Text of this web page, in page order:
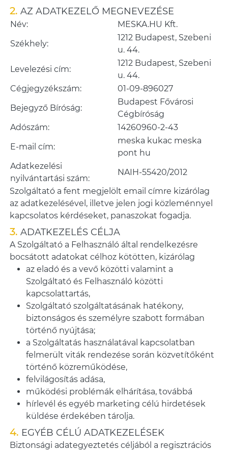
AZ ADATKEZELŐ MEGNEVEZÉSE
Név:
MESKA.HU Kft.
Székhely:
1212 Budapest, Szebeni
u. 44.
Levelezési cím:
1212 Budapest, Szebeni
u. 44.
Cégjegyzékszám:
01-09-896027
Bejegyző Bíróság:
Budapest Fővárosi
Cégbíróság
Adószám:
14260960-2-43
E-mail cím:
meska kukac meska
pont hu
Adatkezelési
nyilvántartási szám:
NAIH-55420/2012
Szolgáltató a fent megjelölt email címre kizárólag
az adatkezelésével, illetve jelen jogi közleménnyel
kapcsolatos kérdéseket, panaszokat fogadja.
ADATKEZELÉS CÉLJA
A Szolgáltató a Felhasználó által rendelkezésre
bocsátott adatokat célhoz kötötten, kizárólag
az eladó és a vevő közötti valamint a
Szolgáltató és Felhasználó közötti
kapcsolattartás,
Szolgáltató szolgáltatásának hatékony,
biztonságos és személyre szabott formában
történő nyújtása;
a Szolgáltatás használatával kapcsolatban
felmerült viták rendezése során közvetítőként
történő közreműködése,
felvilágosítás adása,
működési problémák elhárítása, továbbá
hírlevél és egyéb marketing célú hirdetések
küldése érdekében tárolja.
EGYÉB CÉLÚ ADATKEZELÉSEK
Biztonsági adategyeztetés céljából a regisztrációs